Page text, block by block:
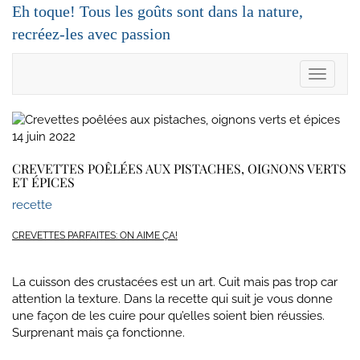
Skip
content
Eh toque! Tous les goûts sont dans la nature,
recréez-les avec passion
Toggle
14 juin 2022
CREVETTES POÊLÉES AUX PISTACHES, OIGNONS VERTS
ET ÉPICES
recette
CREVETTES PARFAITES: ON AIME ÇA!
La cuisson des crustacées est un art. Cuit mais pas trop car
attention la texture. Dans la recette qui suit je vous donne
une façon de les cuire pour qu’elles soient bien réussies.
Surprenant mais ça fonctionne.